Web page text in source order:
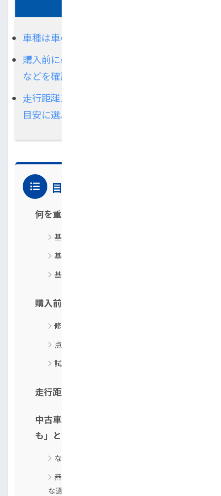
車種は車の用途や維持費、安全性で選ぶ
購入前に必ず修復歴の有無や点検記録簿
などを確認
走行距離10万km未満、年式10年以内を
目安に選ぶのがおすすめ
目次
何を重視する？車種選びの判断基準3つ
基準1：車の用途に合わせて選ぶ
基準2：維持費で選ぶ
基準3：安全性で選ぶ
購入前に必ず車両の状態を確認
修復歴の有無
点検記録簿
試乗時の異音・違和感
走行距離・年式の失敗しない目安
中古車購入で「ローン審査に落ちるか
も」と不安な方へ
なぜローン審査に落ちる？審査の基本
審査に落ちた後でも車を買う2つの現実的
な選択肢